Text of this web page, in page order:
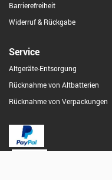
Barrierefreiheit
Widerruf & Rückgabe
Service
Altgeräte-Entsorgung
Rücknahme von Altbatterien
Rücknahme von Verpackungen